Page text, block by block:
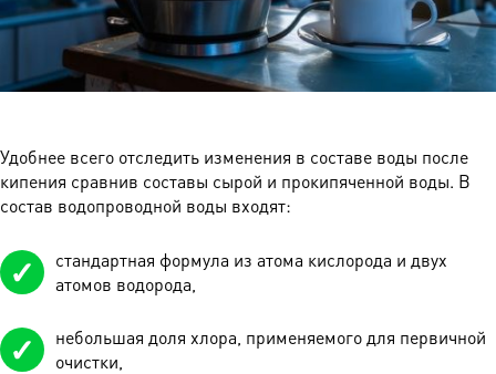
Удобнее всего отследить изменения в составе воды после
кипения сравнив составы сырой и прокипяченной воды. В
состав водопроводной воды входят:
стандартная формула из атома кислорода и двух
атомов водорода,
небольшая доля хлора, применяемого для первичной
очистки,